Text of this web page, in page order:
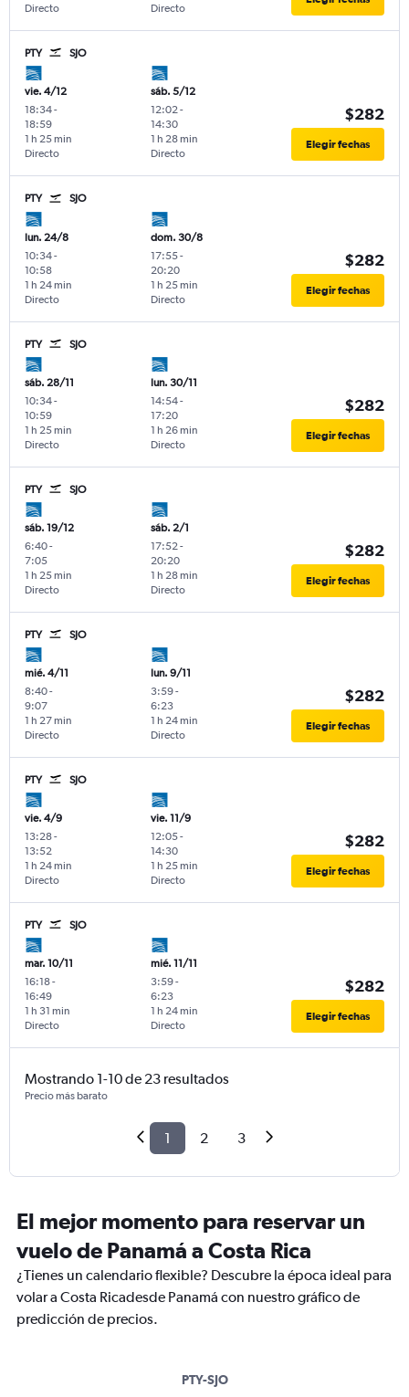
Directo
Directo
PTY SJO
vie. 4/12
18:34-
18:59
Directo
1 h 25 min
sáb. 5/12
12:02-
14:30
Directo
1 h 28 min
$282
Elegir fechas
PTY SJO
lun. 24/8
10:34-
10:58
Directo
1 h 24 min
dom. 30/8
17:55-
20:20
Directo
1 h 25 min
$282
Elegir fechas
PTY SJO
sáb. 28/11
10:34-
10:59
Directo
1 h 25 min
lun. 30/11
14:54-
17:20
Directo
1 h 26 min
$282
Elegir fechas
PTY SJO
sáb. 19/12
6:40-
7:05
Directo
1 h 25 min
sáb. 2/1
17:52 -
20:20
Directo
1 h 28 min
$282
Elegir fechas
PTY SJO
mié. 4/11
8:40-
9:07
Directo
1 h 27 min
lun. 9/11
3:59-
6:23
Directo
1 h 24 min
$282
Elegir fechas
PTY SJO
vie. 4/9
13:28-
13:52
Directo
1 h 24 min
vie. 11/9
12:05-
14:30
Directo
1 h 25 min
$282
Elegir fechas
PTY SJO
mar. 10/11
16:18-
16:49
Directo
1 h 31 min
mié. 11/11
3:59-
6:23
Directo
1 h 24 min
$282
Elegir fechas
Mostrando 1-10 de 23 resultados
Precio más barato
1 2 3
El mejor momento para reservar un
vuelo de Panamá a Costa Rica
¿Tienes un calendario flexible? Descubre la época ideal para
volar a Costa Ricadesde Panamá con nuestro gráfico de
predicción de precios.
PTY-SJO